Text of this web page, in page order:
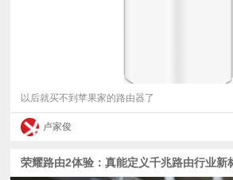
以后就买不到苹果家的路由器了
卢家俊
荣耀路由2体验：真能定义千兆路由行业新